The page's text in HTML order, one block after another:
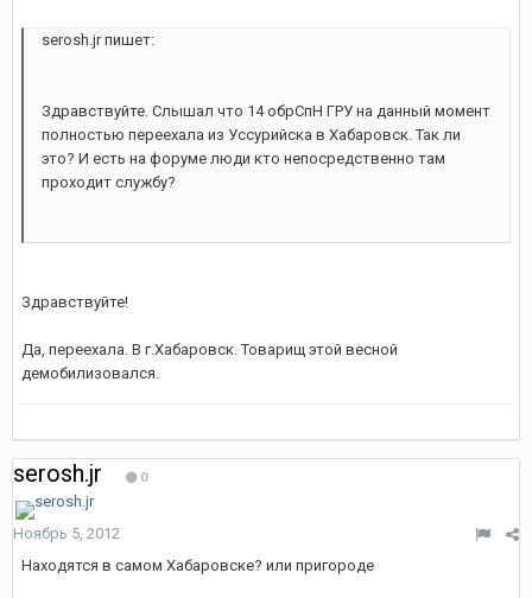
serosh.jr пишет:
Здравствуйте. Слышал что 14 обрСпН ГРУ на данный момент
полностью переехала из Уссурийска в Хабаровск. Так ли
это? И есть на форуме люди кто непосредственно там
проходит службу?
Здравствуйте!
Да, переехала. В г.Хабаровск. Товарищ этой весной
демобилизовался.
serosh.jr 0
Ноябрь 5, 2012
Находятся в самом Хабаровске? или пригороде